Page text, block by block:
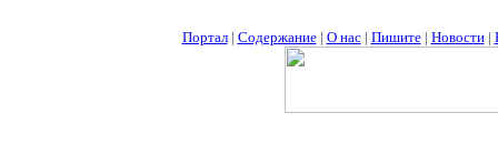
Портал| Содержание| О нас| Пишите| Новости|